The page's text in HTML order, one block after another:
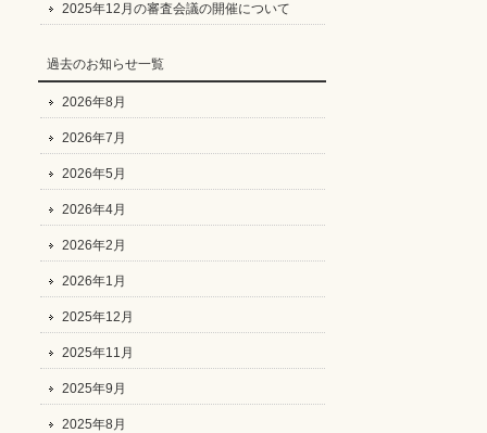
2025年12月の審査会議の開催について
過去のお知らせ一覧
2026年8月
2026年7月
2026年5月
2026年4月
2026年2月
2026年1月
2025年12月
2025年11月
2025年9月
2025年8月